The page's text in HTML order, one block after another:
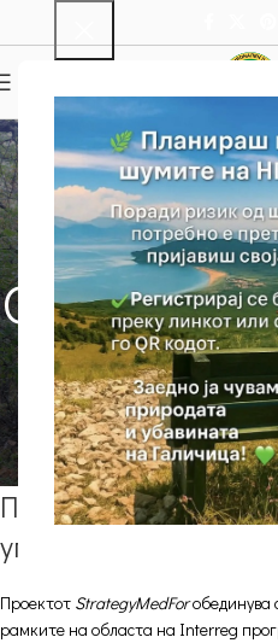
NEWS,
Одржливо
со
DCOn
Проект
управување со
Проектот StrategyMedForобединува
рамките на областа на Interreg